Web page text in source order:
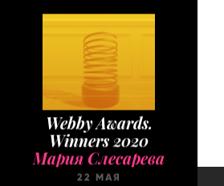
Webby Awards.
Winners 2020
Мария Слесарева
22 МАЯ